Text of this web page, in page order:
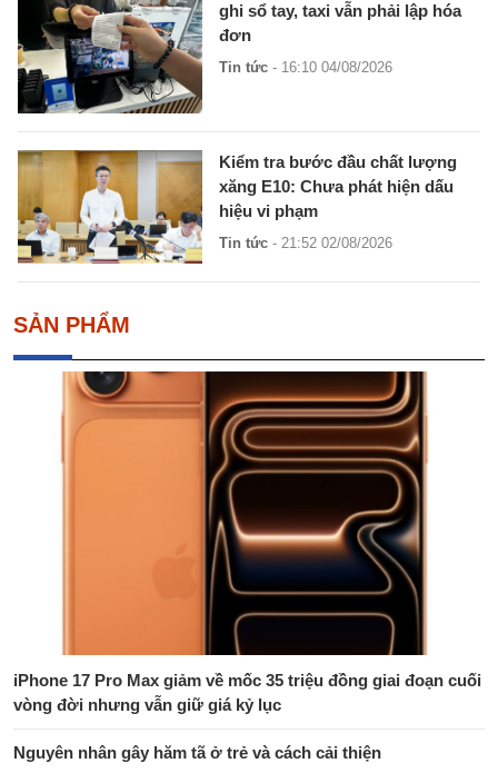
ghi sổ tay, taxi vẫn phải lập hóa
đơn
Tin tức - 16:10 04/08/2026
Kiểm tra bước đầu chất lượng
xăng E10: Chưa phát hiện dấu
hiệu vi phạm
Tin tức - 21:52 02/08/2026
SẢN PHẨM
iPhone 17 Pro Max giảm về mốc 35 triệu đồng giai đoạn cuối
vòng đời nhưng vẫn giữ giá kỷ lục
Nguyên nhân gây hăm tã ở trẻ và cách cải thiện